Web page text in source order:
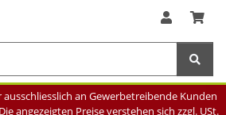
an Gewerbetreibende Kunden
angezeigten Preise verstehen sich zzgl. USt.